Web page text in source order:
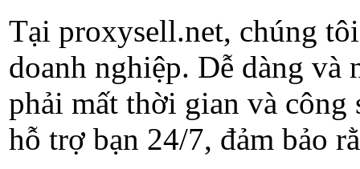
Tại proxysell.net, chúng
doanh nghiệp. Dễ dàng và
phải mất thời gian và công
hỗ trợ bạn 24/7, đảm bảo